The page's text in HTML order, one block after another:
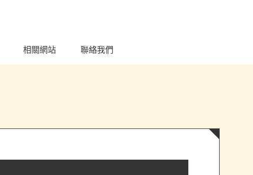
相關網站 聯絡我們